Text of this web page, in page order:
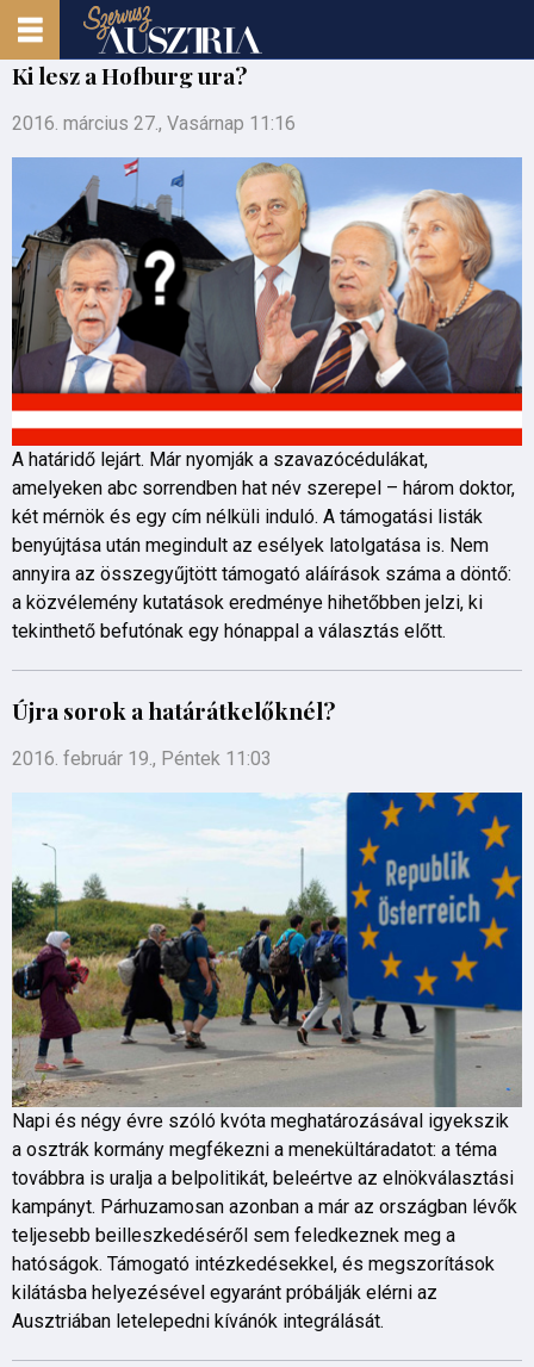
Ki lesz a Hofburg ura?
2016. március 27., Vasárnap 11:16
A határidő lejárt. Már nyomják a szavazócédulákat,
amelyeken abc sorrendben hat név szerepel – három doktor,
két mérnök és egy cím nélküli induló. A támogatási listák
benyújtása után megindult az esélyek latolgatása is. Nem
annyira az összegyűjtött támogató aláírások száma a döntő:
a közvélemény kutatások eredménye hihetőbben jelzi, ki
tekinthető befutónak egy hónappal a választás előtt.
Újra sorok a határátkelőknél?
2016. február 19., Péntek 11:03
Napi és négy évre szóló kvóta meghatározásával igyekszik
a osztrák kormány megfékezni a menekültáradatot: a téma
továbbra is uralja a belpolitikát, beleértve az elnökválasztási
kampányt. Párhuzamosan azonban a már az országban lévők
teljesebb beilleszkedéséről sem feledkeznek meg a
hatóságok. Támogató intézkedésekkel, és megszorítások
kilátásba helyezésével egyaránt próbálják elérni az
Ausztriában letelepedni kívánók integrálását.